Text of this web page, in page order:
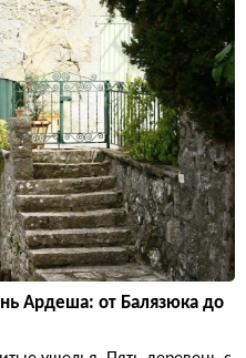
Ардеша: от Балязюка до